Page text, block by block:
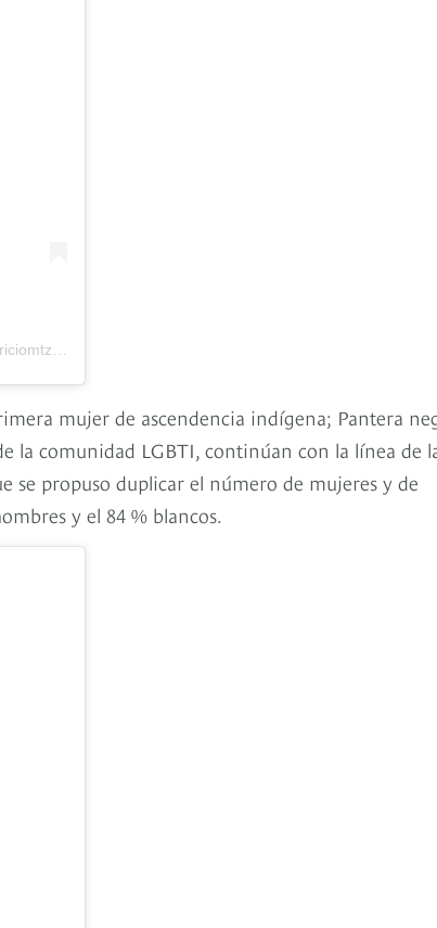
el
mujer de ascendencia indígena; Pantera
la comunidad LGBTI, continúan con la línea de
se propuso duplicar el número de mujeres y de
y el 84 % blancos.